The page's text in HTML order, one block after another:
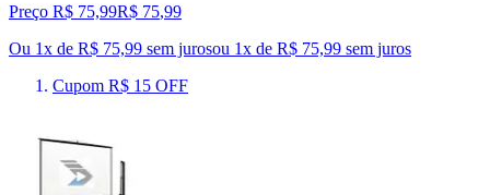
Preço R$ 75,99R$ 75,99
Ou 1x de R$ 75,99 sem jurosou 1x de R$ 75,99 sem juros
Cupom R$ 15 OFF